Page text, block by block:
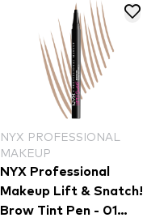
NYX PROFESSIONAL
MAKEUP
NYX Professional
Makeup Lift & Snatch!
Brow Tint Pen - 01